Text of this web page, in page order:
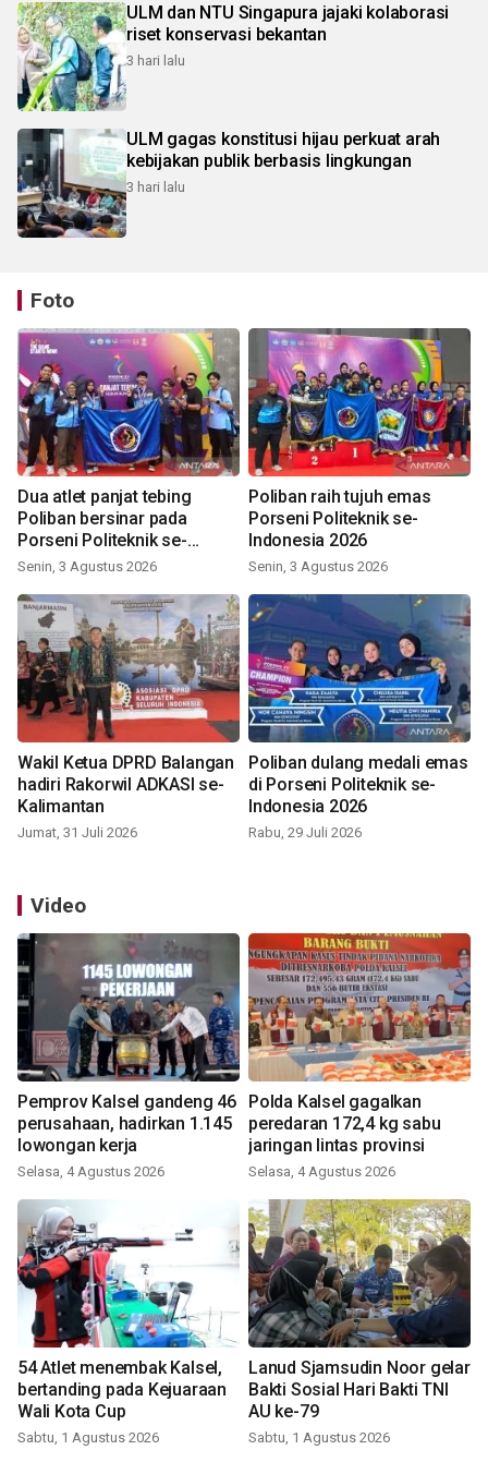
ULM dan NTU Singapura jajaki kolaborasi
riset konservasi bekantan
3 hari lalu
ULM gagas konstitusi hijau perkuat arah
kebijakan publik berbasis lingkungan
3 hari lalu
Foto
Dua atlet panjat tebing
Poliban bersinar pada
Porseni Politeknik se-
Indonesia 2026
Senin, 3 Agustus 2026
Poliban raih tujuh emas
Porseni Politeknik se-
Indonesia 2026
Senin, 3 Agustus 2026
Wakil Ketua DPRD Balangan
hadiri Rakorwil ADKASI se-
Kalimantan
Jumat, 31 Juli 2026
Poliban dulang medali emas
di Porseni Politeknik se-
Indonesia 2026
Rabu, 29 Juli 2026
Video
Pemprov Kalsel gandeng 46
perusahaan, hadirkan 1.145
lowongan kerja
Selasa, 4 Agustus 2026
Polda Kalsel gagalkan
peredaran 172,4 kg sabu
jaringan lintas provinsi
Selasa, 4 Agustus 2026
54 Atlet menembak Kalsel,
bertanding pada Kejuaraan
Wali Kota Cup
Sabtu, 1 Agustus 2026
Lanud Sjamsudin Noor gelar
Bakti Sosial Hari Bakti TNI
AU ke-79
Sabtu, 1 Agustus 2026